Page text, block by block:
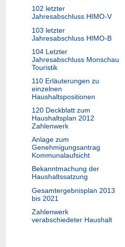
102 letzter
Jahresabschluss HIMO-V
103 letzter
Jahresabschluss HIMO-B
104 Letzter
Jahresabschluss Monschau
Touristik
110 Erläuterungen zu
einzelnen
Haushaltspositionen
120 Deckblatt zum
Haushaltsplan 2012
Zahlenwerk
Anlage zum
Genehmigungsantrag
Kommunalaufsicht
Bekanntmachung der
Haushaltssatzung
Gesamtergebnisplan 2013
bis 2021
Zahlenwerk
verabschiedeter Haushalt